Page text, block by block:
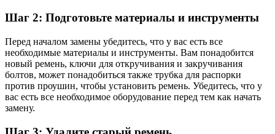
Шаг 2: Подготовьте материалы и инструменты
Перед началом замены убедитесь, что у вас есть все
необходимые материалы и инструменты. Вам понадобится
новый ремень, ключи для откручивания и закручивания
болтов, может понадобиться также трубка для распорки
против проушин, чтобы установить ремень. Убедитесь, что у
вас есть все необходимое оборудование перед тем как начать
замену.